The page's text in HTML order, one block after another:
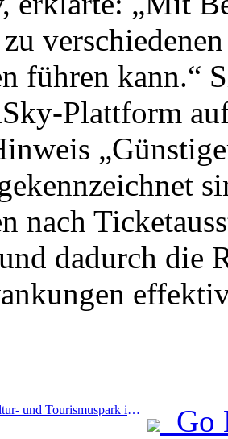
führen kann.“
Plattform
nach
dadurch die
Prev:Der neue Kultur- und Tourismuspark im Pekinger Unterzentrum, der Pinnacle Park, wird dieses Jahr offiziell eröffnet.
Go